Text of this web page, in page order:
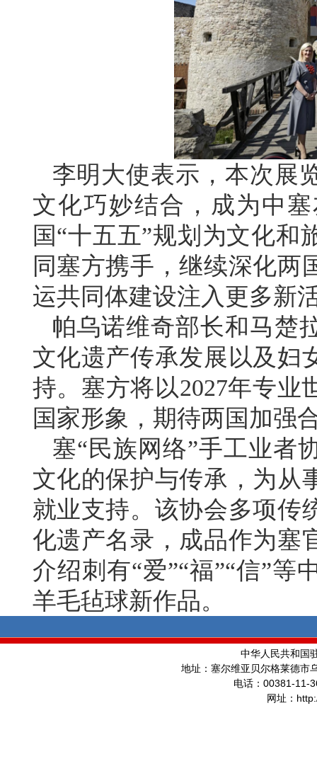
李明大使表示，本次展
文化巧妙结合，成为中
国“十五五”规划为文化和
同塞方携手，继续深化两
运共同体建设注入更多新
帕乌诺维奇部长和马楚
文化遗产传承发展以及妇
持。塞方将以2027年专业
国家形象，期待两国加强
塞“民族网络”手工业者
文化的保护与传承，为从
就业支持。该协会多项传
化遗产名录，成品作为塞
介绍刺有“爱”“福”“信”
羊毛毡球新作品。
中华人民共和国
地址：塞尔维亚贝尔格莱德市
电话： 00381-11-
网址：